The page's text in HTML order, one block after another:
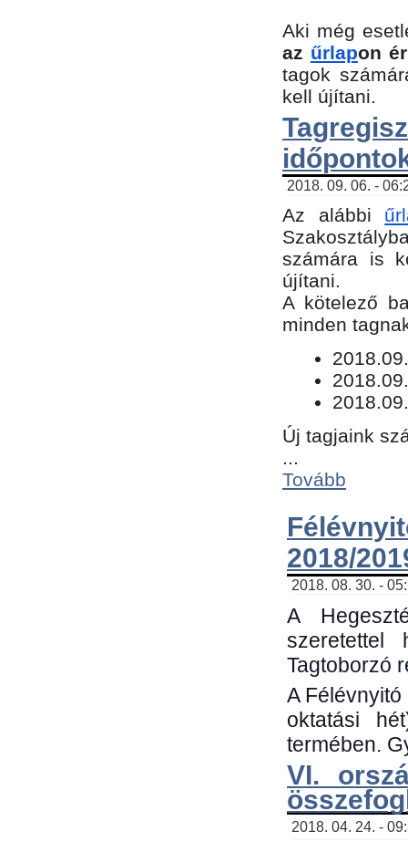
Aki még
az űrlapon
tagok
kell újítani.
2018. 09. 06. -
Az alábbi
számára is
újítani.
​A kötelező
minden
Új tagjaink
...
Tovább
2018/
2018. 08. 30. -
A
szeretettel
Tagtoborzó
A
oktatási
termében.
VI.
2018. 04. 24. -